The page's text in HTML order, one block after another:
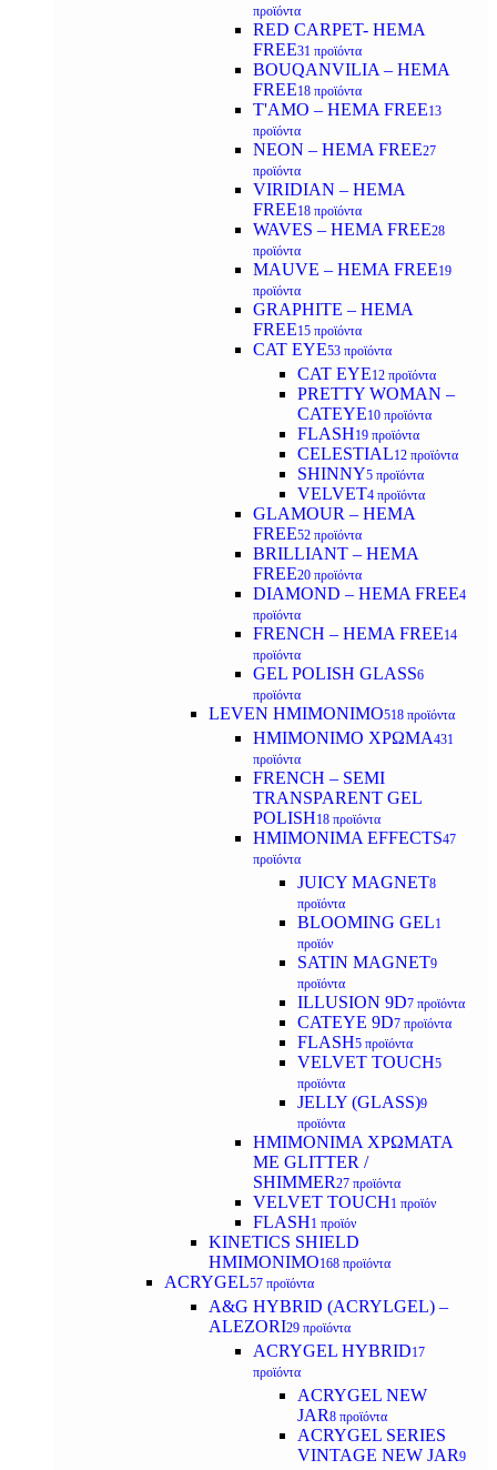
προϊόντα
RED CARPET- HEMA
FREE31 προϊόντα
BOUQANVILIA – HEMA
FREE18 προϊόντα
T'AMO – HEMA FREE13
προϊόντα
NEON – HEMA FREE27
προϊόντα
VIRIDIAN – HEMA
FREE18 προϊόντα
WAVES – HEMA FREE28
προϊόντα
MAUVE – HEMA FREE19
προϊόντα
GRAPHITE – HEMA
FREE15 προϊόντα
CAT EYE53 προϊόντα
CAT EYE12 προϊόντα
PRETTY WOMAN –
CATEYE10 προϊόντα
FLASH19 προϊόντα
CELESTIAL12 προϊόντα
SHINNY5 προϊόντα
VELVET4 προϊόντα
GLAMOUR – HEMA
FREE52 προϊόντα
BRILLIANT – HEMA
FREE20 προϊόντα
DIAMOND – HEMA FREE4
προϊόντα
FRENCH – HEMA FREE14
προϊόντα
GEL POLISH GLASS6
προϊόντα
LEVEN ΗΜΙΜΟΝΙΜΟ518 προϊόντα
ΗΜΙΜΟΝΙΜΟ ΧΡΩΜΑ431
προϊόντα
FRENCH – SEMI
TRANSPARENT GEL
POLISH18 προϊόντα
HMIMONIMA EFFECTS47
προϊόντα
JUICY MAGNET8
προϊόντα
BLOOMING GEL1
προϊόν
SATIN MAGNET9
προϊόντα
ILLUSION 9D7 προϊόντα
CATEYE 9D7 προϊόντα
FLASH5 προϊόντα
VELVET TOUCH5
προϊόντα
JELLY (GLASS)9
προϊόντα
ΗΜΙΜΟΝΙΜA ΧΡΩΜΑΤΑ
ΜΕ GLITTER /
SHIMMER27 προϊόντα
VELVET TOUCH1 προϊόν
FLASH1 προϊόν
KINETICS SHIELD
ΗΜΙΜΟΝΙΜΟ168 προϊόντα
ACRYGEL57 προϊόντα
A&G HYBRID (ACRYLGEL) –
ALEZORI29 προϊόντα
ACRYGEL HYBRID17
προϊόντα
ACRYGEL NEW
JAR8 προϊόντα
ACRYGEL SERIES
VINTAGE NEW JAR9